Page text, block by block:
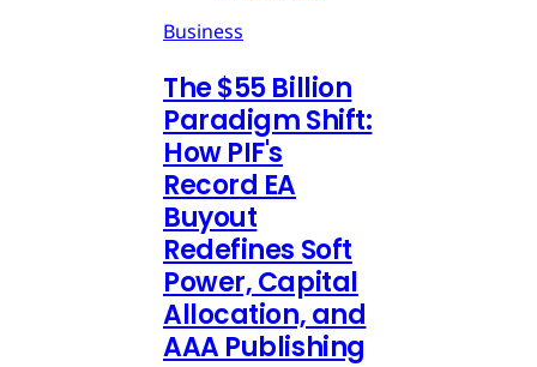
Business
The $55 Billion
Paradigm Shift:
How PIF's
Record EA
Buyout
Redefines Soft
Power, Capital
Allocation, and
AAA Publishing